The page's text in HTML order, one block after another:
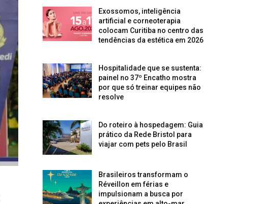
Exossomos, inteligência
artificial e corneoterapia
colocam Curitiba no centro das
tendências da estética em 2026
Hospitalidade que se sustenta:
painel no 37º Encatho mostra
por que só treinar equipes não
resolve
Do roteiro à hospedagem: Guia
prático da Rede Bristol para
viajar com pets pelo Brasil
Brasileiros transformam o
Réveillon em férias e
impulsionam a busca por